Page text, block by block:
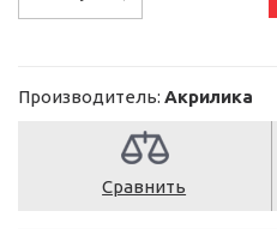
Производитель: Акрилика
Сравнить